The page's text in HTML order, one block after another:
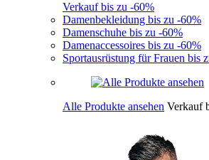
Verkauf bis zu -60%
Damenbekleidung bis zu -60%
Damenschuhe bis zu -60%
Damenaccessoires bis zu -60%
Sportausrüstung für Frauen bis
Alle Produkte ansehen Verkauf